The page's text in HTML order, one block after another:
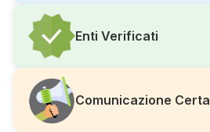
Enti Verificati
Comunicazione Certa